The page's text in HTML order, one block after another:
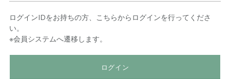
ログインIDをお持ちの方、こちらからログインを行ってくださ
い。
※会員システムへ遷移します。
ログイン